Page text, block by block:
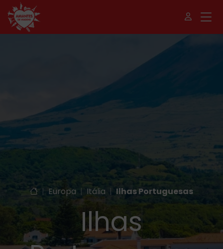
| Europa | Itália | Ilhas Portuguesas
Ilhas